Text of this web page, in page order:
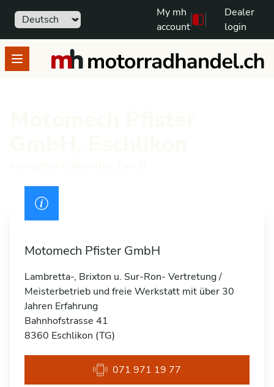
Sprache
Free text search
My mh
account
Dealer
login
Open menumotorradhandel.ch
Drivers licence
Motomech Pfister GmbH
Lambretta-, Brixton u. Sur-Ron- Vertretung /
Meisterbetrieb und freie Werkstatt mit über 30
Jahren Erfahrung
Bahnhofstrasse 41
8360 Eschlikon (TG)
071 971 19 77